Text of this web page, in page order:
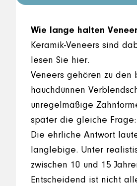
Wie lange halten
Keramik-Veneers sind
lesen Sie hier.
Veneers gehören zu
hauchdünnen
unregelmäßige
später die gleiche
Die ehrliche Antwort
langlebige. Unter
zwischen 10 und 15
Entscheidend ist nicht